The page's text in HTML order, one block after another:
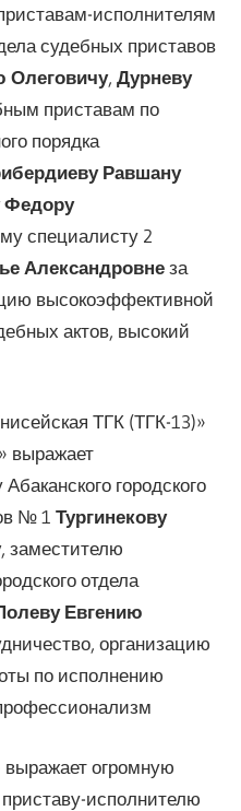
исполнителям
судебных приставов
Олеговичу,Дурневу
приставам по
порядка
Равшану
Федору
специалисту 2
Александровнеза
высокоэффективной
актов, высокий
ТГК (ТГК-13)»
выражает
городского
№ 1Тургинекову
, заместителю
отдела
Евгению
организацию
по исполнению
огромную
исполнителю